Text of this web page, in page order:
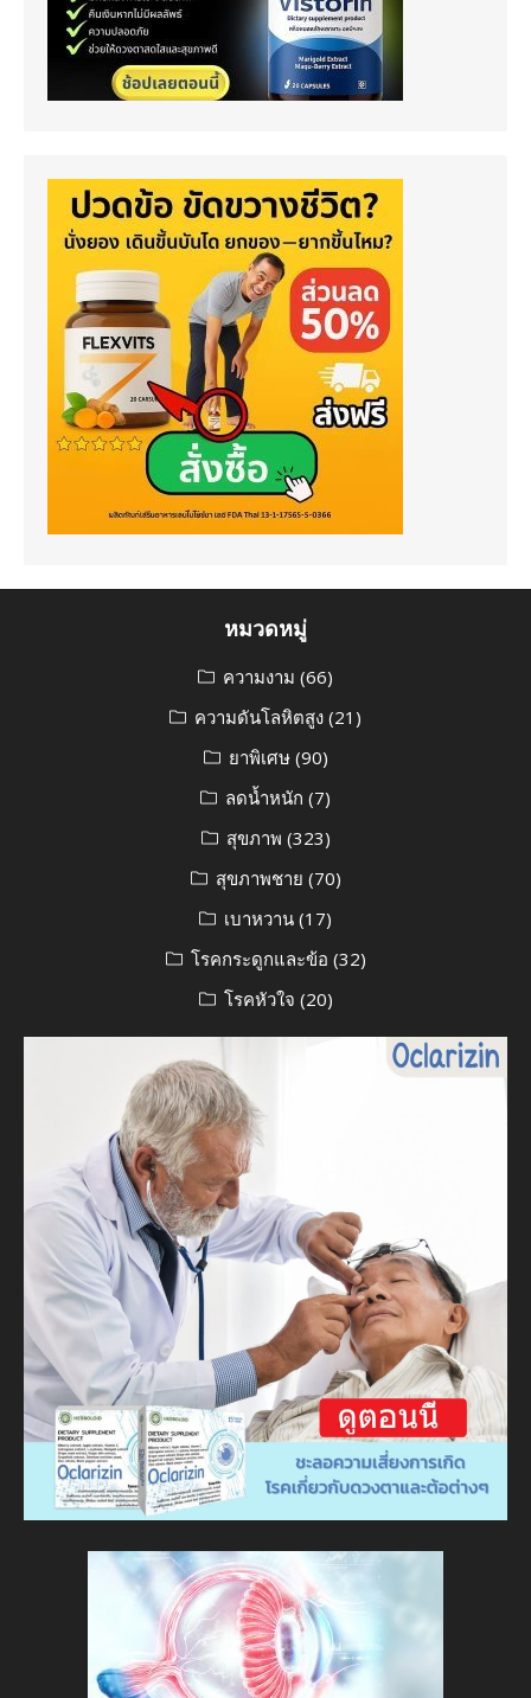
หมวดหมู่
ความงาม (66)
ความดันโลหิตสูง (21)
ยาพิเศษ(90)
ลดน้ำหนัก (7)
สุขภาพ (323)
สุขภาพชาย (70)
เบาหวาน (17)
โรคกระดูกและข้อ (32)
โรคหัวใจ (20)